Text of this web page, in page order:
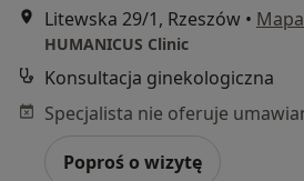
Litewska 29/1, Rzeszów • Mapa
HUMANICUS Clinic
Konsultacja ginekologiczna
Poproś o wizytę